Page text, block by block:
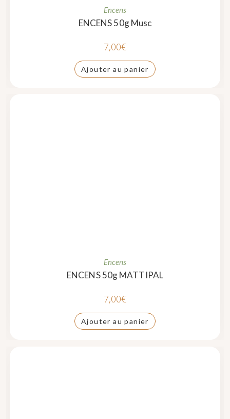
Encens
ENCENS 50g Musc
7,00€
Ajouter au panier
Encens
ENCENS 50g MATTIPAL
7,00€
Ajouter au panier